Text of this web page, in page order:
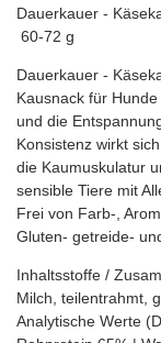
Dauerkauer -
60-72 g
Dauerkauer -
Kausnack für
und die
Konsistenz wirkt
die Kaumuskulatur
sensible Tiere mit
Frei von Farb-,
Gluten- getreide-
Inhaltsstoffe /
Milch, teilentrahmt,
Analytische Werte